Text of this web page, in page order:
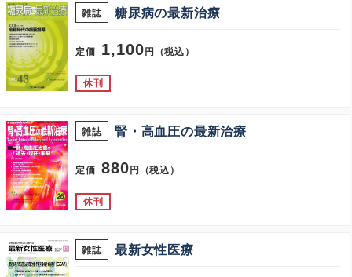
雑誌 糖尿病の最新治療
定価 1,100 円（税込）
休刊
雑誌 腎・高血圧の最新治療
定価 880 円（税込）
休刊
雑誌 最新女性医療